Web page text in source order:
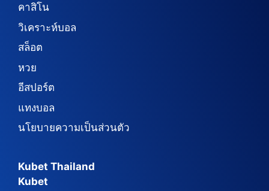
คาสิโน
วิเคราะห์บอล
สล็อต
หวย
อีสปอร์ต
แทงบอล
นโยบายความเป็นส่วนตัว
Kubet Thailand
Kubet